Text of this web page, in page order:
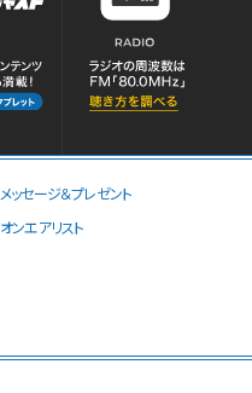
メッセージ＆プレゼント
オンエアリスト